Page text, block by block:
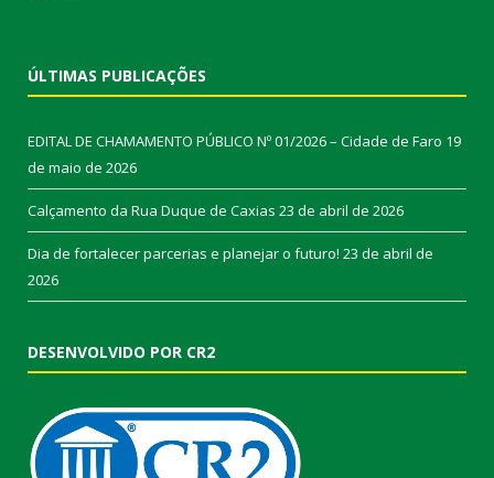
ÚLTIMAS PUBLICAÇÕES
EDITAL DE CHAMAMENTO PÚBLICO Nº 01/2026 – Cidade de Faro 19
de maio de 2026
Calçamento da Rua Duque de Caxias 23 de abril de 2026
Dia de fortalecer parcerias e planejar o futuro! 23 de abril de
2026
DESENVOLVIDO POR CR2